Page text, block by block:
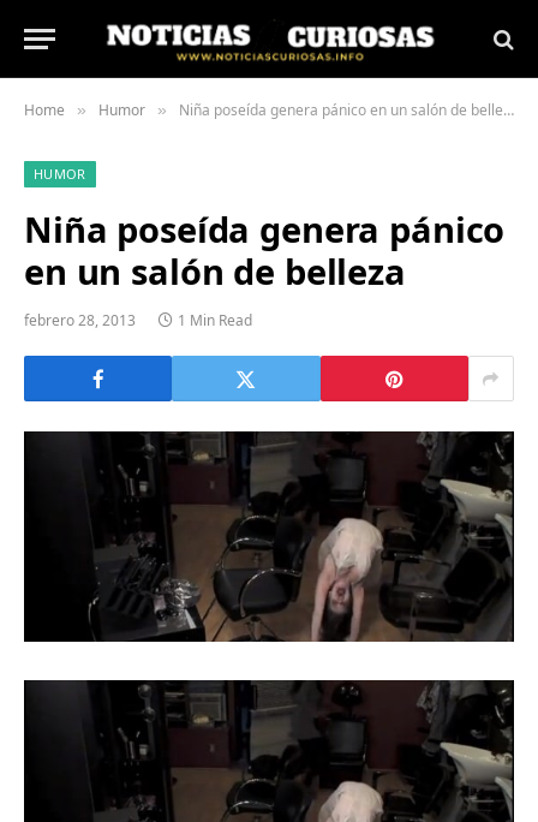
Home » Humor » Niña poseída genera pánico en un salón de belleza
HUMOR
Niña poseída genera pánico
en un salón de belleza
febrero 28, 2013 1 Min Read